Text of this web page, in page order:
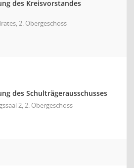
des Kreisvorstandes
2. Obergeschoss
des Schulträgerausschusses
2, 2. Obergeschoss